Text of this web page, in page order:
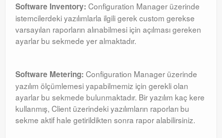
Software Inventory: Configuration Manager üzerinde
istemcilerdeki yazılımlarla ilgili gerek custom gerekse
varsayılan raporların alınabilmesi için açılması gereken
ayarlar bu sekmede yer almaktadır.
Software Metering: Configuration Manager üzerinde
yazılım ölçümlemesi yapabilmemiz için gerekli olan
ayarlar bu sekmede bulunmaktadır. Bir yazılım kaç kere
kullanmış, Client üzerindeki yazılımların raporları bu
sekme aktif hale getirildikten sonra rapor alabilirsiniz.